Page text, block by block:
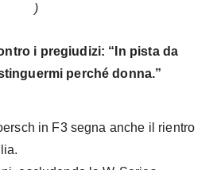
)
i pregiudizi: “In pista da
perché donna.”
in F3 segna anche il rientro